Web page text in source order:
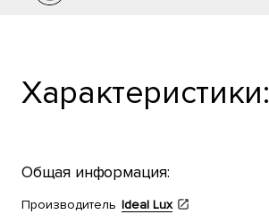
Характеристики:
Общая информация:
Производитель Ideal Lux